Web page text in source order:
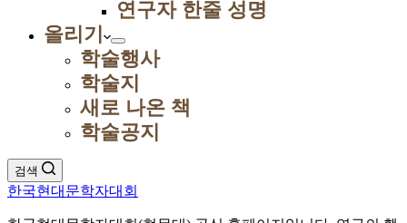
연구자 한줄 성명
올리기
학술행사
학술지
새로 나온 책
학술공지
검색
한국현대문학자대회